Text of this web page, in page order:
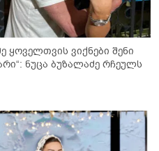
ყოველთვის ვიქნები შენი
ნუცა ბუზალაძე რჩეულს